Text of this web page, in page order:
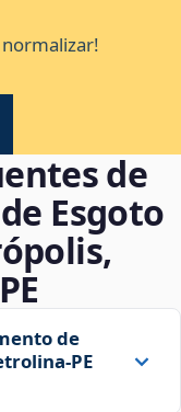
de
Esgoto
de